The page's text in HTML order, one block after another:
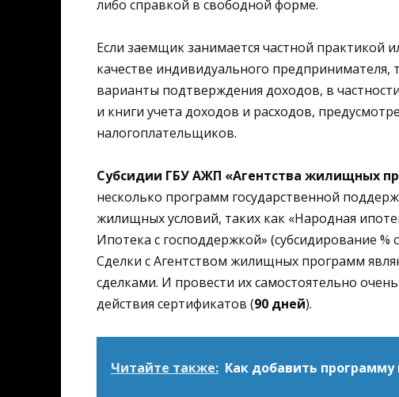
либо справкой в свободной форме.
Если заемщик занимается частной практикой
качестве индивидуального предпринимателя,
варианты подтверждения доходов, в
и книги учета доходов и расходов,
налогоплательщиков.
Субсидии ГБУ АЖП «Агентства жилищных
несколько программ государственной
жилищных условий, таких как «Народная
Ипотека с господдержкой» (субсидирование
Сделки с Агентством жилищных программ
сделками. И провести их самостоятельно
действия сертификатов (90 дней).
Читайте также: Как добавить